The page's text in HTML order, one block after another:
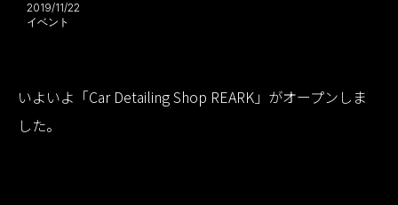
2019/11/22
イベント
いよいよ「Car Detailing Shop REARK 」がオープンしま
した。